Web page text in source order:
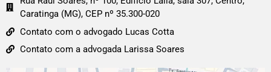
Caratinga (MG), CEP nº 35.300-020
Contato com o advogado Lucas Cotta
Contato com a advogada Larissa Soares